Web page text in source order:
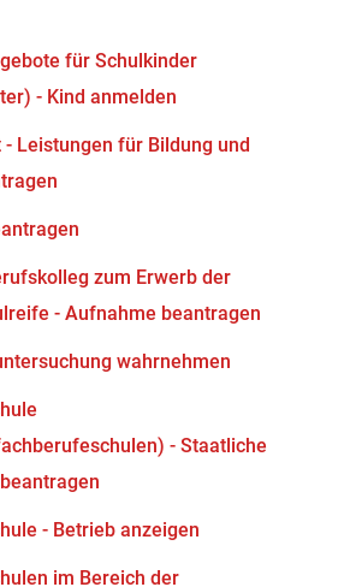
für Schulkinder
- Kind anmelden
- Leistungen für Bildung und
zum Erwerb der
- Aufnahme beantragen
wahrnehmen
- Staatliche
- Betrieb anzeigen
im Bereich der